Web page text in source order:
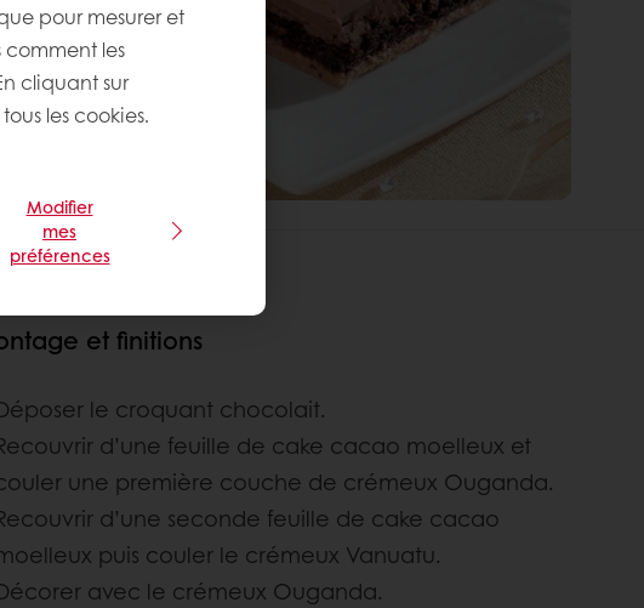
et finitions
le croquant chocolait.
d’une feuille de cake cacao moelleux et
une première couche de crémeux Ouganda.
d’une seconde feuille de cake cacao
puis couler le crémeux Vanuatu.
avec le crémeux Ouganda.
pour mesurer et
comment les
cliquant sur
les cookies.
Modifier
mes
préférences